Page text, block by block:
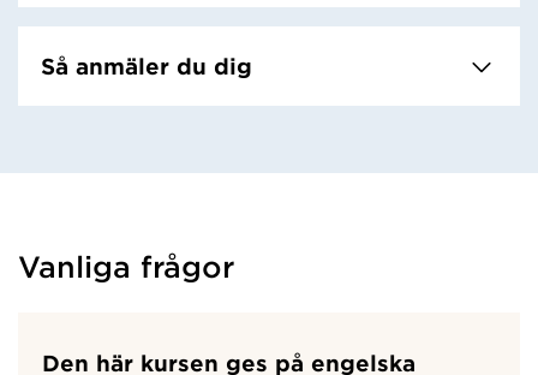
Så anmäler du dig
Vanliga frågor
Den här kursen ges på engelska